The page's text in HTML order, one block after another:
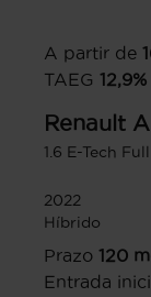
A partir de
TAEG 12,9%
Renault
1.6 E-Tech
2022
Híbrido
Prazo 120
Entrada